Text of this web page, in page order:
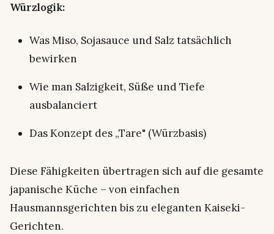
Würzlogik:
Was Miso, Sojasauce und Salz tatsächlich
bewirken
Wie man Salzigkeit, Süße und Tiefe
ausbalanciert
Das Konzept des „Tare" (Würzbasis)
Diese Fähigkeiten übertragen sich auf die gesamte
japanische Küche – von einfachen
Hausmannsgerichten bis zu eleganten Kaiseki-
Gerichten.